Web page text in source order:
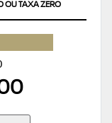
OU TAXA ZERO